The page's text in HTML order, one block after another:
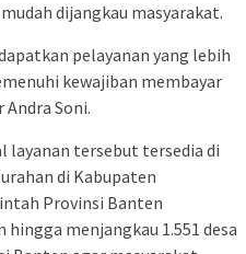
dijangkau masyarakat.
pelayanan yang lebih
kewajiban membayar
Soni.
layanan tersebut tersedia di
di Kabupaten
Provinsi Banten
menjangkau 1.551 desa